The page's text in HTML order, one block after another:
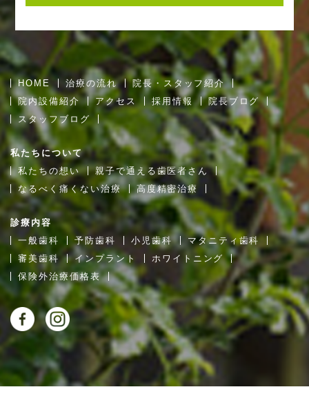
HOME 治療の流れ
院長・スタッフ紹介
院内設備紹介
アクセス 採用情報
院長ブログ
スタッフブログ
私たちについて
私たちの想い
親子で通える歯医者さん
なるべく痛くない治療
高度精密治療
診療内容
一般歯科
予防歯科 小児歯科
マタニティ歯科
審美歯科
インプラント
ホワイトニング
保険外治療価格表